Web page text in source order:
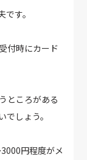
す。
付時にカード
ところがある
しょう。
円程度がメ